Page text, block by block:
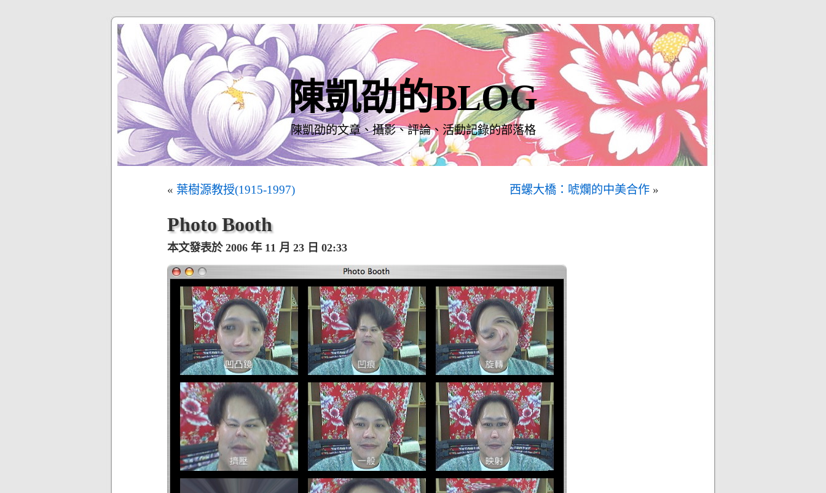
陳凱劭的BLOG
陳凱劭的文章、攝影、評論、活動記錄的部落格
« 葉樹源教授(1915-1997) 西螺大橋：唬爛的中美合作 »
Photo Booth
本文發表於 2006 年 11 月 23 日 02:33